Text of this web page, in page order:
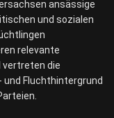
ansässige
und sozialen
relevante
vertreten die
Fluchthintergrund